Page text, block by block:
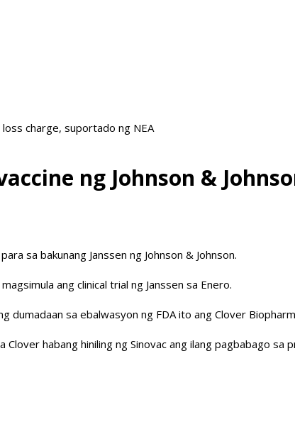
charge, suportado ng NEA
ng Johnson &
sa bakunang Janssen ng Johnson & Johnson.
ang clinical trial ng Janssen sa Enero.
dumadaan sa ebalwasyon ng FDA ito ang Clover
habang hiniling ng Sinovac ang ilang pagbabago sa